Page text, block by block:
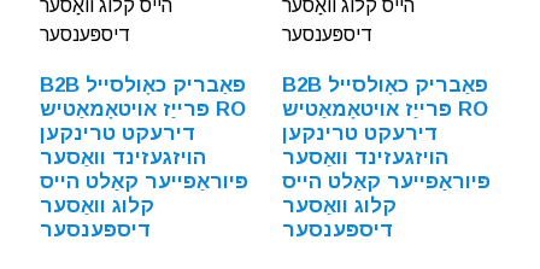
B2B פאַבריק כאָולסייל
פּרייַז אויטאָמאַטיש RO
דירעקט טרינקען
הויזגעזינד וואַסער
פּיוראַפייער קאַלט הייס
קלוג וואַסער
דיספּענסער
B2B פאַבריק כאָולסייל
פּרייַז אויטאָמאַטיש RO
דירעקט טרינקען
הויזגעזינד וואַסער
פּיוראַפייער קאַלט הייס
קלוג וואַסער
דיספּענסער